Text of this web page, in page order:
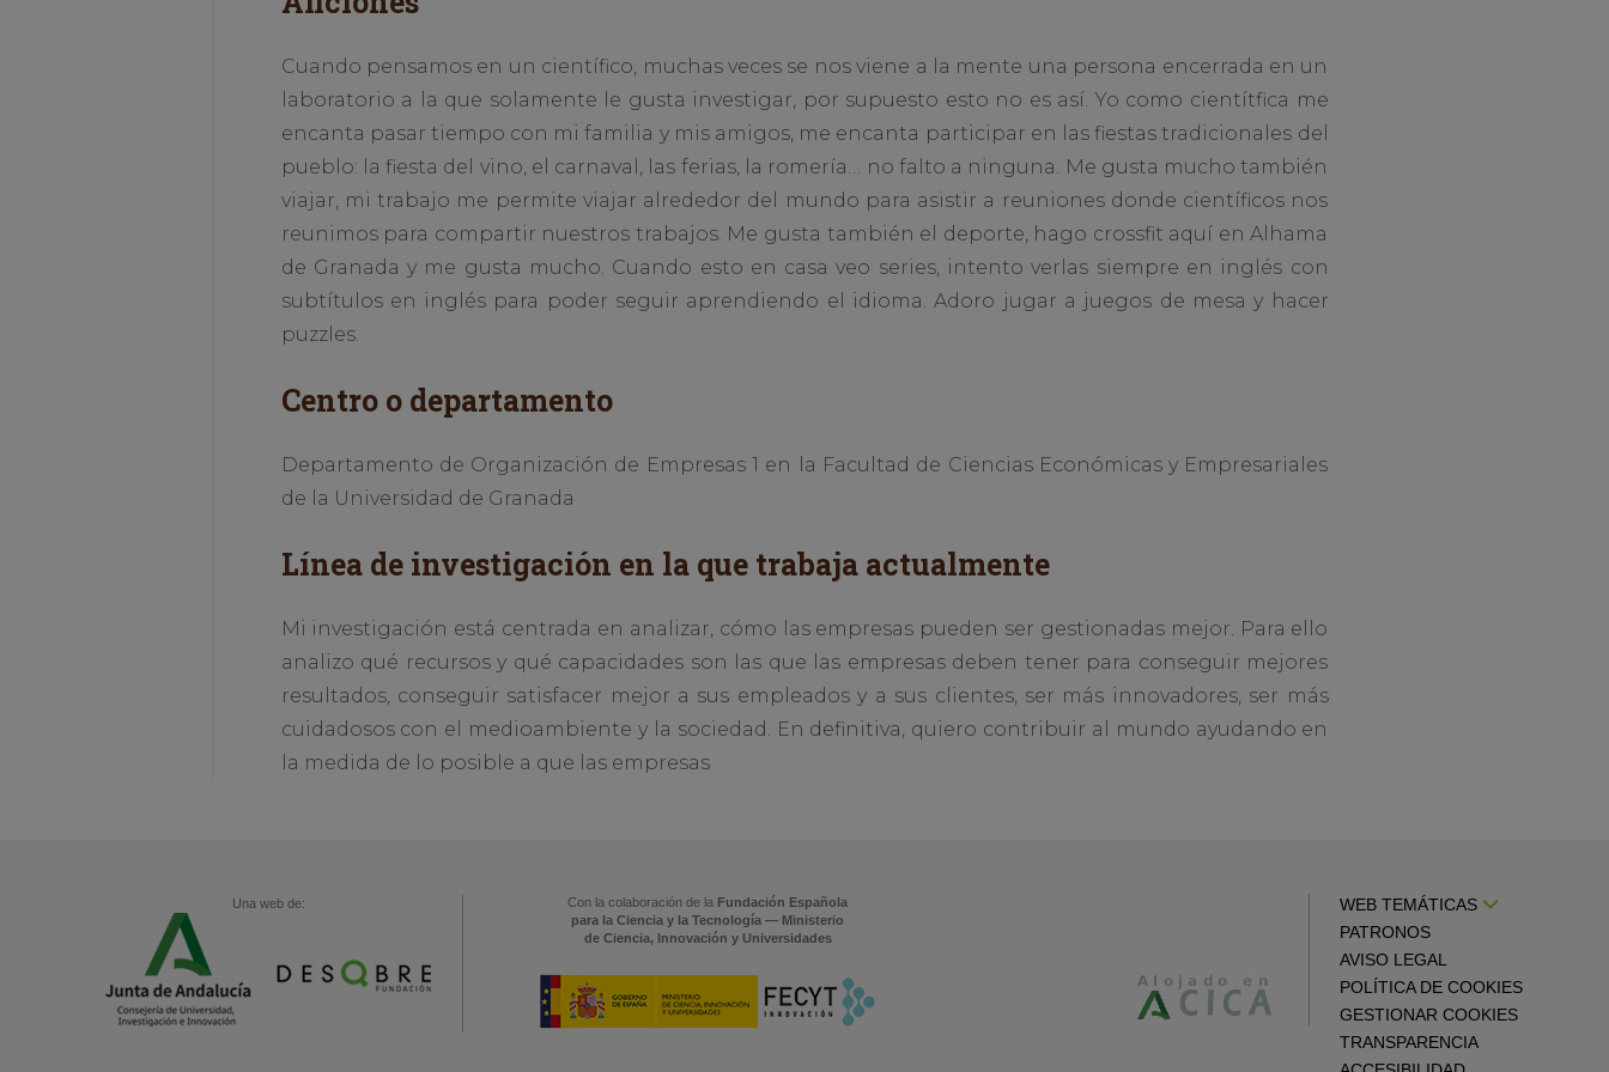
Cuando pensamos en un científico, muchas veces se nos viene a la mente una persona encerrada en un
laboratorio a la que solamente le gusta investigar, por supuesto esto no es así. Yo como cientítfica me
encanta pasar tiempo con mi familia y mis amigos, me encanta participar en las fiestas tradicionales del
pueblo: la fiesta del vino, el carnaval, las ferias, la romería… no falto a ninguna. Me gusta mucho también
viajar, mi trabajo me permite viajar alrededor del mundo para asistir a reuniones donde científicos nos
reunimos para compartir nuestros trabajos. Me gusta también el deporte, hago crossfit aquí en Alhama
de Granada y me gusta mucho. Cuando esto en casa veo series, intento verlas siempre en inglés con
subtítulos en inglés para poder seguir aprendiendo el idioma. Adoro jugar a juegos de mesa y hacer
puzzles.
Centro o departamento
Departamento de Organización de Empresas 1 en la Facultad de Ciencias Económicas y Empresariales
de la Universidad de Granada
Línea de investigación en la que trabaja actualmente
Mi investigación está centrada en analizar, cómo las empresas pueden ser gestionadas mejor. Para ello
analizo qué recursos y qué capacidades son las que las empresas deben tener para conseguir mejores
resultados, conseguir satisfacer mejor a sus empleados y a sus clientes, ser más innovadores, ser más
cuidadosos con el medioambiente y la sociedad. En definitiva, quiero contribuir al mundo ayudando en
la medida de lo posible a que las empresas
Una web de: Con la colaboración de la Fundación Española
para la Ciencia y la Tecnología — Ministerio
de Ciencia, Innovación y Universidades
WEB TEMÁTICAS
PATRONOS
AVISO LEGAL
POLÍTICA DE COOKIES
GESTIONAR COOKIES
TRANSPARENCIA